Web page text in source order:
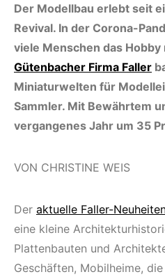
Der Modellbau erlebt seit
Revival. In der Corona-
viele Menschen das
Gütenbacher Firma Faller
Miniaturwelten für
Sammler. Mit Bewährtem
vergangenes Jahr um 35
VON CHRISTINE WEIS
Der aktuelle Faller-
eine kleine
Plattenbauten und
Geschäften, Mobilheime,